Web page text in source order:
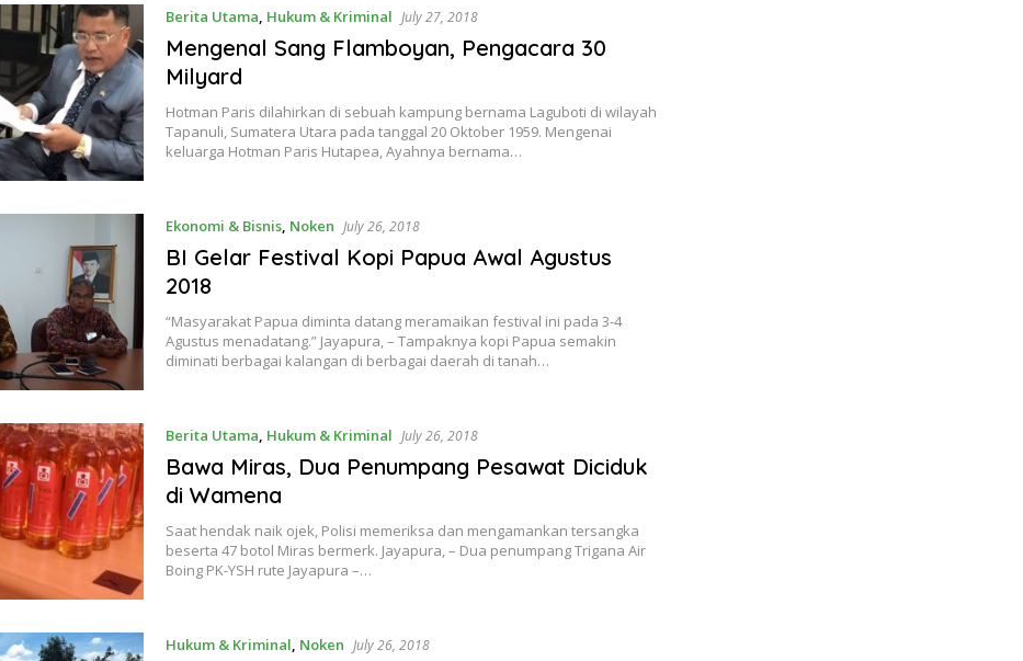
Berita Utama, Hukum & Kriminal July 27, 2018
Mengenal Sang Flamboyan, Pengacara 30
Milyard
Hotman Paris dilahirkan di sebuah kampung bernama Laguboti di wilayah
Tapanuli, Sumatera Utara pada tanggal 20 Oktober 1959. Mengenai
keluarga Hotman Paris Hutapea, Ayahnya bernama…
Ekonomi & Bisnis, Noken July 26, 2018
BI Gelar Festival Kopi Papua Awal Agustus
2018
“Masyarakat Papua diminta datang meramaikan festival ini pada 3-4
Agustus menadatang.” Jayapura, – Tampaknya kopi Papua semakin
diminati berbagai kalangan di berbagai daerah di tanah…
Berita Utama, Hukum & Kriminal July 26, 2018
Bawa Miras, Dua Penumpang Pesawat Diciduk
di Wamena
Saat hendak naik ojek, Polisi memeriksa dan mengamankan tersangka
beserta 47 botol Miras bermerk. Jayapura, – Dua penumpang Trigana Air
Boing PK-YSH rute Jayapura –…
Hukum & Kriminal, Noken July 26, 2018